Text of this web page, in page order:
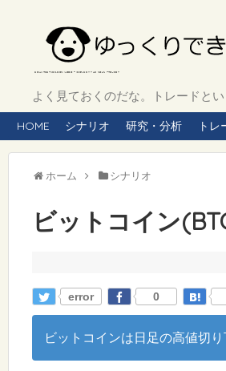
よく見ておくのだな。トレードと
HOME シナリオ 研究・分析 トレ
ホーム シナリオ
ビットコイン
error 0
ビットコインは日足の高値切